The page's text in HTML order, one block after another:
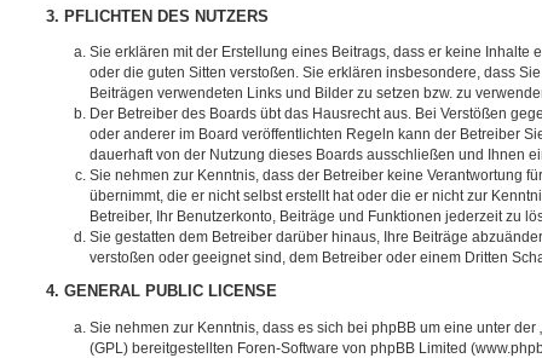
3. PFLICHTEN DES NUTZERS
Sie erklären mit der Erstellung eines Beitrags, dass er keine Inhalte
oder die guten Sitten verstoßen. Sie erklären insbesondere, dass
Beiträgen verwendeten Links und Bilder zu setzen bzw. zu
Der Betreiber des Boards übt das Hausrecht aus. Bei Verstößen
oder anderer im Board veröffentlichten Regeln kann der Betreiber
dauerhaft von der Nutzung dieses Boards ausschließen und Ihnen
Sie nehmen zur Kenntnis, dass der Betreiber keine Verantwortung
übernimmt, die er nicht selbst erstellt hat oder die er nicht zur
Betreiber, Ihr Benutzerkonto, Beiträge und Funktionen jederzeit zu
Sie gestatten dem Betreiber darüber hinaus, Ihre Beiträge
verstoßen oder geeignet sind, dem Betreiber oder einem Dritten
4. GENERAL PUBLIC LICENSE
Sie nehmen zur Kenntnis, dass es sich bei phpBB um eine unter der
(GPL) bereitgestellten Foren-Software von phpBB Limited